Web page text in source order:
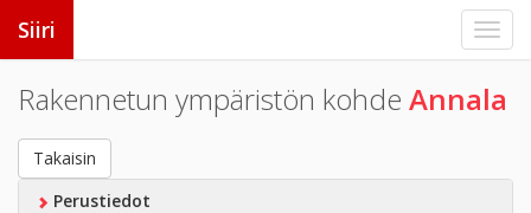
Siiri
Rakennetun ympäristön kohde Annala
Takaisin
Perustiedot